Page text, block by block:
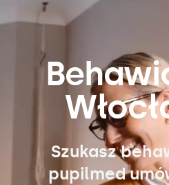
Szukasz
pupilmed